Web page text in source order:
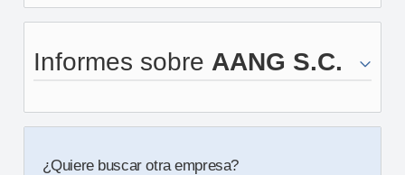
Informes sobre AANG S.C.
¿Quiere buscar otra empresa?